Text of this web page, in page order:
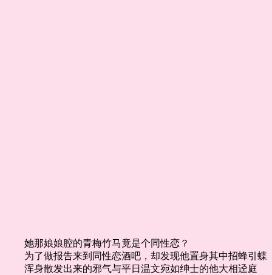
她那娘娘腔的青梅竹马竟是个同性恋？
为了做报告来到同性恋酒吧，却发现他置身其中招蜂引蝶
浑身散发出来的邪气与平日温文宛如绅士的他大相迳庭